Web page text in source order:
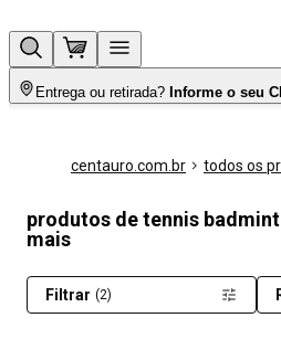
Entrega ou retirada? Informe o seu
centauro.com.br todos os
produtos de tennis
mais
Filtrar (2)